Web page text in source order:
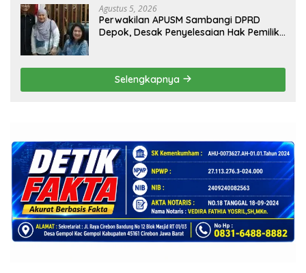
Agustus 5, 2026
Perwakilan APUSM Sambangi DPRD
Depok, Desak Penyelesaian Hak Pemilik
Selengkapnya